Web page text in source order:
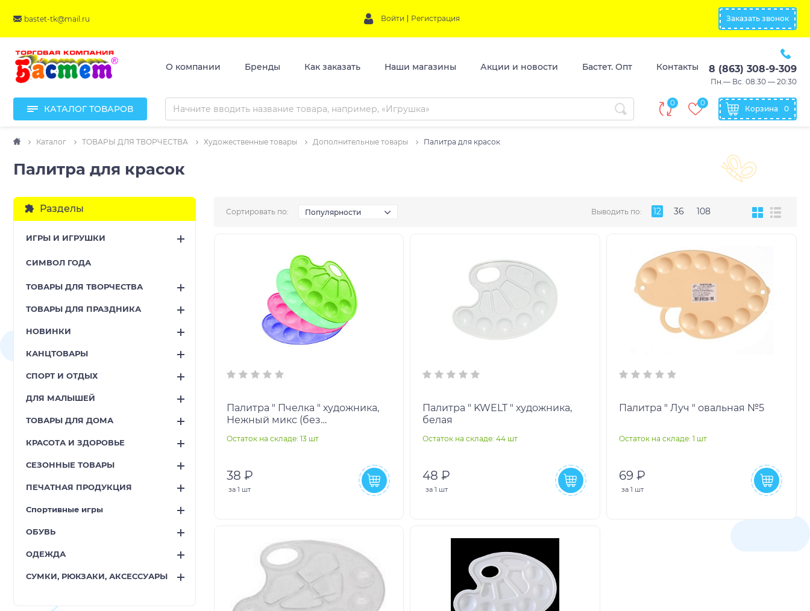
bastet-tk@mail.ru Войти Регистрация Заказать звонок
О компании Бренды Как заказать Наши магазины Акции и новости Бастет. Опт Контакты 8 (863) 308-9-309
Пн.— Вс. 08:30 — 20:30
КАТАЛОГ ТОВАРОВ
0 0
Корзина 0
Каталог ТОВАРЫ ДЛЯ ТВОРЧЕСТВА Художественные товары Дополнительные товары Палитра для красок
Палитра для красок
Разделы
ИГРЫ И ИГРУШКИ
CИМВОЛ ГОДА
ТОВАРЫ ДЛЯ ТВОРЧЕСТВА
ТОВАРЫ ДЛЯ ПРАЗДНИКА
НОВИНКИ
КАНЦТОВАРЫ
СПОРТ И ОТДЫХ
ДЛЯ МАЛЫШЕЙ
ТОВАРЫ ДЛЯ ДОМА
КРАСОТА И ЗДОРОВЬЕ
СЕЗОННЫЕ ТОВАРЫ
ПЕЧАТНАЯ ПРОДУКЦИЯ
Спортивные игры
ОБУВЬ
ОДЕЖДА
СУМКИ, РЮКЗАКИ, АКСЕССУАРЫ
Сортировать по: Популярности Выводить по: 12 36 108
Палитра " Пчелка " художника,
Нежный микс (без
европодвес
Остаток на складе: 13 шт
38 ₽
за 1 шт
Палитра " KWELT " художника,
белая
Остаток на складе: 44 шт
48 ₽
за 1 шт
Палитра " Луч " овальная №5
Остаток на складе: 1 шт
69 ₽
за 1 шт